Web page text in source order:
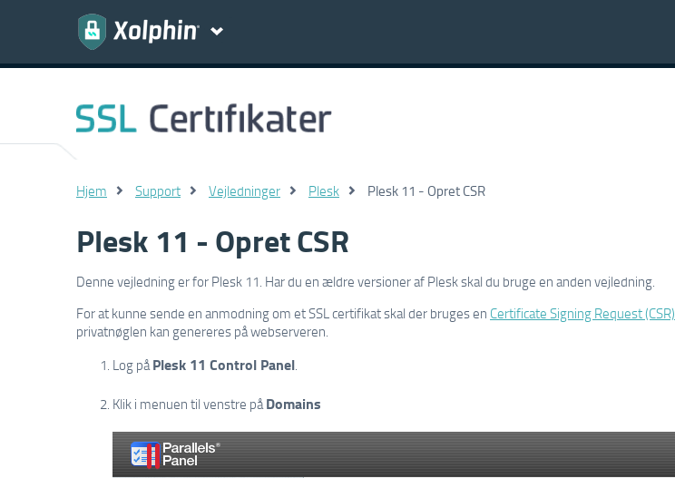
Hjem Support Vejledninger Plesk Plesk 11 - Opret CSR
Plesk 11 - Opret CSR
Denne vejledning er for Plesk 11. Har du en ældre versioner af Plesk skal du bruge en anden vejledning.
For at kunne sende en anmodning om et SSL certifikat skal der bruges en Certificate Signing Request (CSR)
privatnøglen kan genereres på webserveren.
Log på Plesk 11 Control Panel
Klik i menuen til venstre på Domains